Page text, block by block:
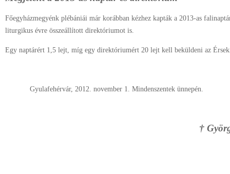
Főegyházmegyénk plébániái már korábban kézhez kapták a 2013-as
liturgikus évre összeállított direktóriumot is.
Egy naptárért 1,5 lejt, míg egy direktóriumért 20 lejt kell beküldeni az
Gyulafehérvár, 2012. november 1. Mindenszentek ünnepén.
†